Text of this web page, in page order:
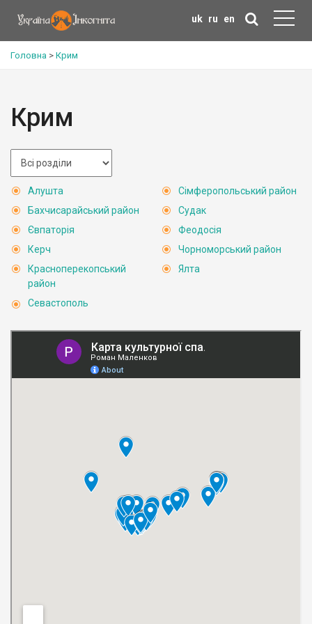
uk ru en
Головна > Крим
Крим
Алушта
Бахчисарайський район
Євпаторія
Керч
Красноперекопський
район
Севастополь
Сімферопольський район
Судак
Феодосія
Чорноморський район
Ялта